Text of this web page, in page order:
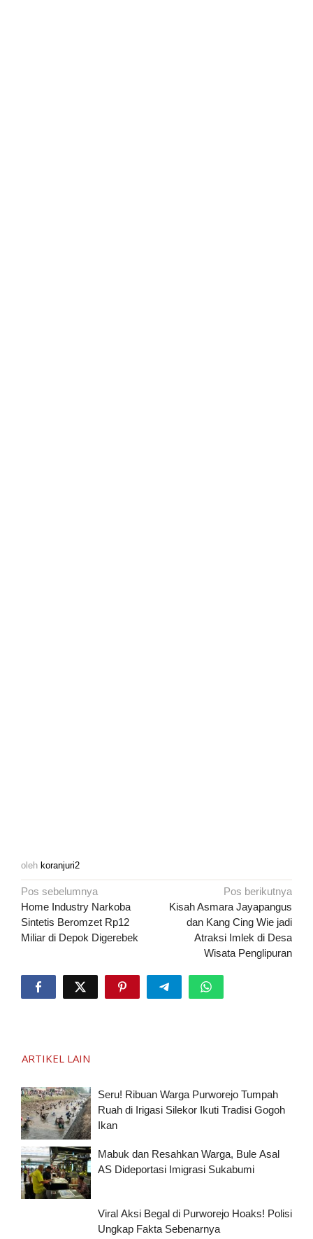
oleh koranjuri2
Navigasi
pos
Pos sebelumnya
Home Industry Narkoba
Sintetis Beromzet Rp12
Miliar di Depok Digerebek
Pos berikutnya
Kisah Asmara Jayapangus
dan Kang Cing Wie jadi
Atraksi Imlek di Desa
Wisata Penglipuran
ARTIKEL LAIN
Seru! Ribuan Warga Purworejo Tumpah
Ruah di Irigasi Silekor Ikuti Tradisi Gogoh
Ikan
Mabuk dan Resahkan Warga, Bule Asal
AS Dideportasi Imigrasi Sukabumi
Viral Aksi Begal di Purworejo Hoaks! Polisi
Ungkap Fakta Sebenarnya